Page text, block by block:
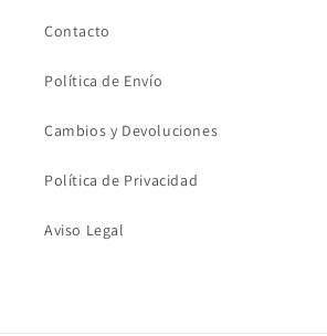
Contacto
Política de Envío
Cambios y Devoluciones
Política de Privacidad
Aviso Legal